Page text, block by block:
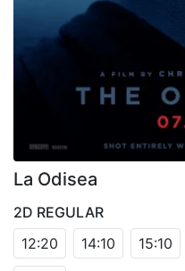
La Odisea
2D REGULAR
12:20
14:10 15:10